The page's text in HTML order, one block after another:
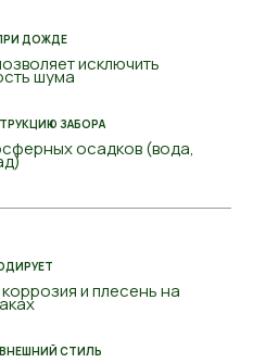
ДОЖДЕ
исключить
шума
ЗАБОРА
осадков (вода,
и плесень на
СТИЛЬ